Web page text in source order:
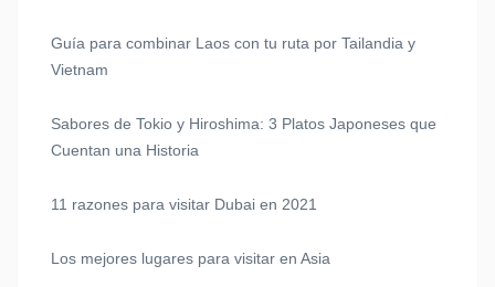
Guía para combinar Laos con tu ruta por Tailandia y
Vietnam
Sabores de Tokio y Hiroshima: 3 Platos Japoneses que
Cuentan una Historia
11 razones para visitar Dubai en 2021
Los mejores lugares para visitar en Asia